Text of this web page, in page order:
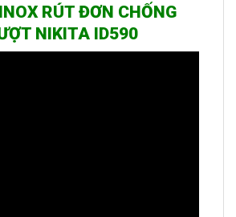
RÚT ĐƠN CHỐNG
NIKITA ID590